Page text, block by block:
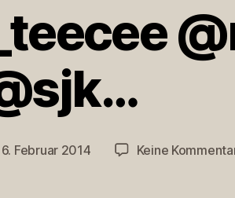
6. Februar 2014 Keine